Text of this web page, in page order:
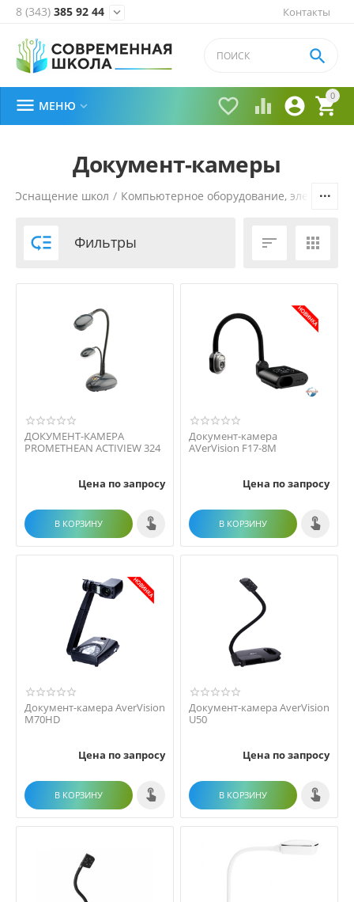
Контакты
8 (343) 385 92 44 
0


 

 МЕНЮ 
Документ-камеры
Оснащение школ / Компьютерное оборудование,
 Фильтры  
ДОКУМЕНТ-КАМЕРА
PROMETHEAN ACTIVIEW 324
Цена по запросу
В КОРЗИНУ
Документ-камера
AVerVision F17-8M
Цена по запросу
В КОРЗИНУ
Документ-камера AverVision
M70HD
Цена по запросу
В КОРЗИНУ
Документ-камера AverVision
U50
Цена по запросу
В КОРЗИНУ